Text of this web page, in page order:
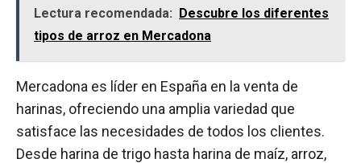
Lectura recomendada: Descubre los diferentes
tipos de arroz en Mercadona
Mercadona es líder en España en la venta de
harinas, ofreciendo una amplia variedad que
satisface las necesidades de todos los clientes.
Desde harina de trigo hasta harina de maíz, arroz,